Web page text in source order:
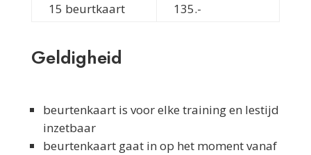
15 beurtkaart
135.-
Geldigheid
beurtenkaart is voor elke training en lestijd
inzetbaar
beurtenkaart gaat in op het moment vanaf